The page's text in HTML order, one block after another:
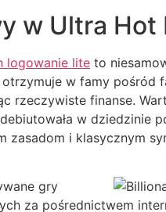
w Ultra Hot
logowanie lite to
w famy pośród
rzeczywiste finanse.
w dziedzinie
zasadom i klasycznym
gry
za pośrednictwem